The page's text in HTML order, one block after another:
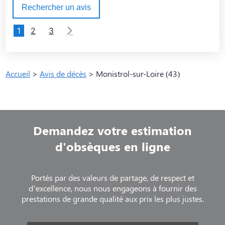
Rechercher un avis
1 2 3
Accueil >Avis de décès > Monistrol-sur-Loire (43)
Demandez votre estimation
d'obsèques en ligne
Portés par des valeurs de partage, de respect et
d’excellence, nous nous engageons à fournir des
prestations de grande qualité aux prix les plus justes.